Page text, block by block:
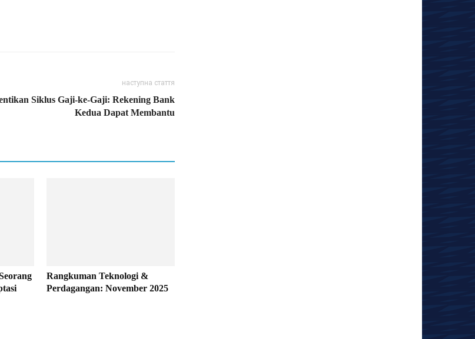
наступна стаття
Siklus Gaji-ke-Gaji: Rekening Bank
Kedua Dapat Membantu
Rangkuman Teknologi &
Perdagangan: November 2025